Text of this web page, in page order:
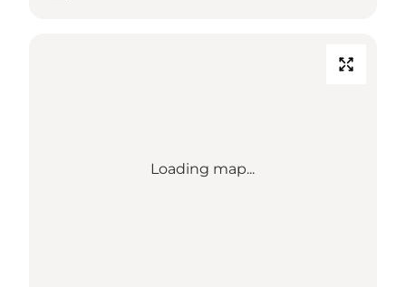
Loading map...